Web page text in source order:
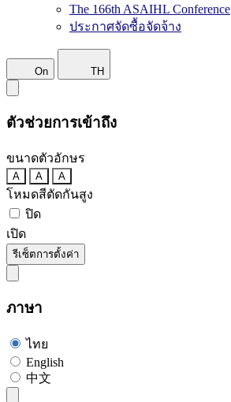
The 166th ASAIHL Conference
ประกาศจัดซื้อจัดจ้าง
On TH
ตัวช่วยการเข้าถึง
ขนาดตัวอักษร
A A A
โหมดสีตัดกันสูง
ปิด
เปิด
รีเซ็ตการตั้งค่า
ภาษา
ไทย
English
中文